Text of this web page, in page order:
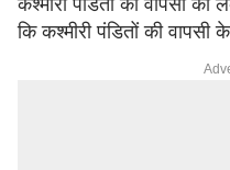
कश्मीरी पंडितों की वापसी को
कि कश्मीरी पंडितों की